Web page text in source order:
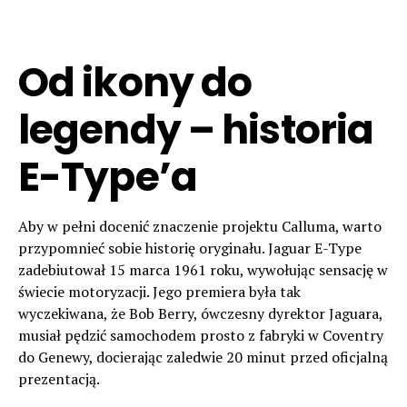
Od ikony do
legendy – historia
E-Type’a
Aby w pełni docenić znaczenie projektu Calluma, warto
przypomnieć sobie historię oryginału. Jaguar E-Type
zadebiutował 15 marca 1961 roku, wywołując sensację w
świecie motoryzacji. Jego premiera była tak
wyczekiwana, że Bob Berry, ówczesny dyrektor Jaguara,
musiał pędzić samochodem prosto z fabryki w Coventry
do Genewy, docierając zaledwie 20 minut przed oficjalną
prezentacją.